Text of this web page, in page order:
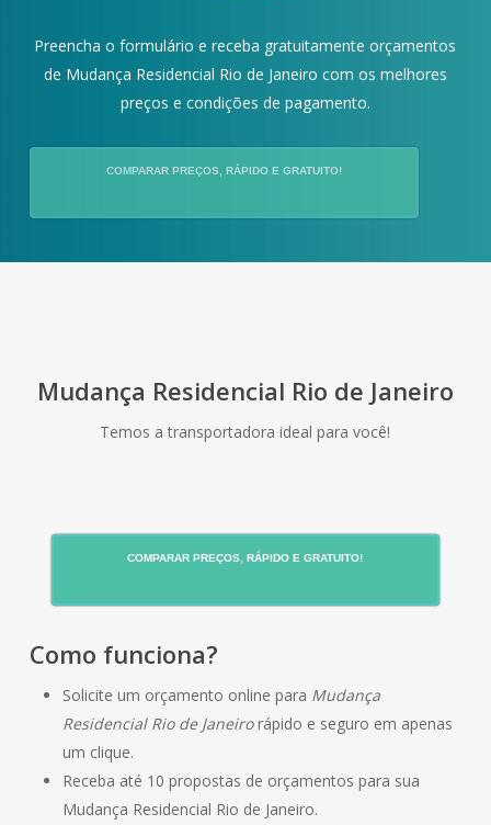
Preencha o formulário e receba gratuitamente orçamentos
de Mudança Residencial Rio de Janeiro com os melhores
preços e condições de pagamento.
COMPARAR PREÇOS, RÁPIDO E GRATUITO!
Mudança Residencial Rio de Janeiro
Temos a transportadora ideal para você!
COMPARAR PREÇOS, RÁPIDO E GRATUITO!
Como funciona?
Solicite um orçamento online para Mudança
Residencial Rio de Janeirorápido e seguro em apenas
um clique.
Receba até 10 propostas de orçamentos para sua
Mudança Residencial Rio de Janeiro.